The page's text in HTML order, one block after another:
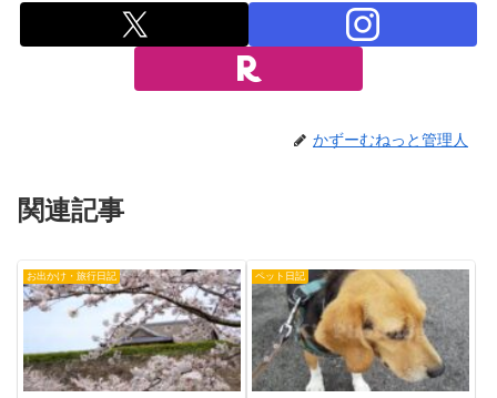
かずーむねっと管理人
関連記事
お出かけ・旅行日記 ペット日記